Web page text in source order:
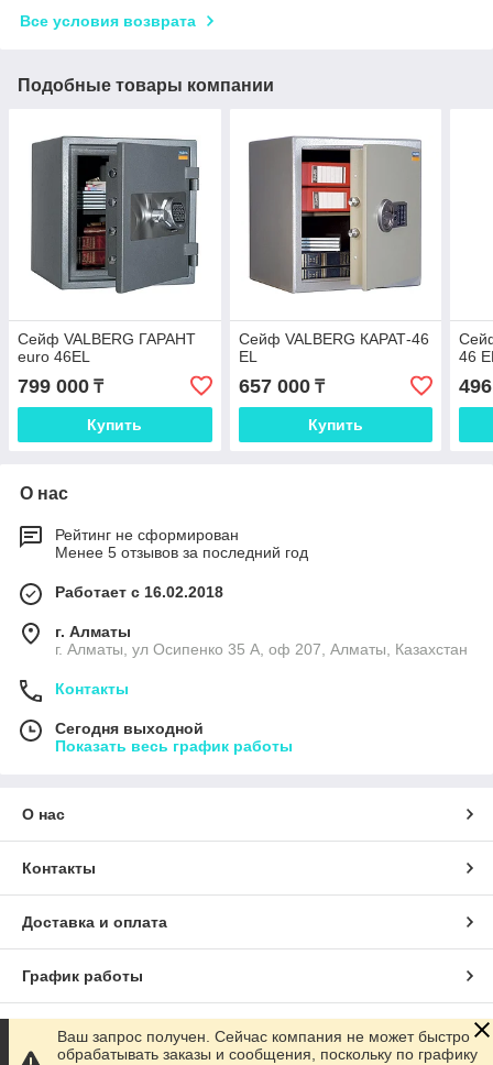
Все условия возврата
Подобные товары компании
Сейф VALBERG ГАРАНТ
euro 46EL
799 000 ₸
Купить
Сейф VALBERG КАРАТ-46
EL
657 000₸
Купить
46
О нас
Рейтинг не сформирован
Менее 5 отзывов за последний год
Работает с 16.02.2018
г. Алматы
г. Алматы, ул Осипенко 35 А, оф 207, Алматы, Казахстан
Контакты
Сегодня выходной
Показать весь график работы
О нас
Контакты
Доставка и оплата
График работы
Полная версия сайта
Ваш запрос получен. Сейчас компания не может быстро
обрабатывать заказы и сообщения, поскольку по графику